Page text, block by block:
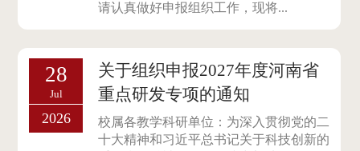
请认真做好申报组织工作，现将...
28
Jul
2026
关于组织申报2027年度河南省
重点研发专项的通知
校属各教学科研单位：为深入贯彻党的二
十大精神和习近平总书记关于科技创新的